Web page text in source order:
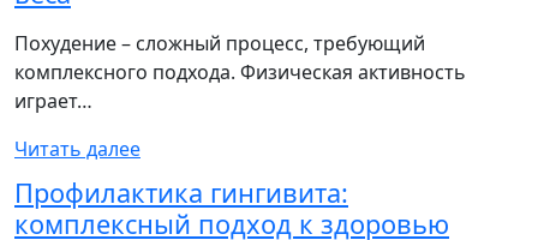
Похудение – сложный процесс, требующий
комплексного подхода. Физическая активность
играет…
Читать далее
Профилактика гингивита:
комплексный подход к здоровью